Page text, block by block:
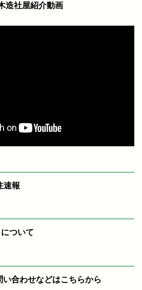
造社屋紹介動画
速報
ついて
い合わせなどはこちらから